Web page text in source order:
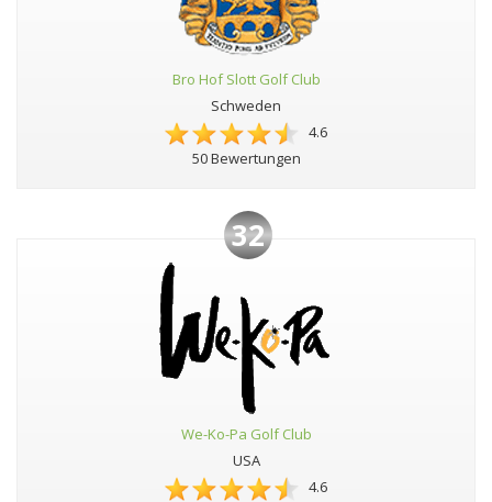
Bro Hof Slott Golf Club
Schweden
4.6
50 Bewertungen
32
We-Ko-Pa Golf Club
USA
4.6